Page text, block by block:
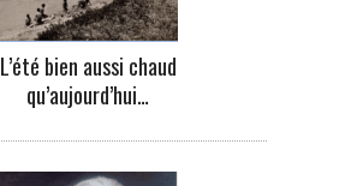
L’été bien aussi chaud
qu’aujourd’hui…